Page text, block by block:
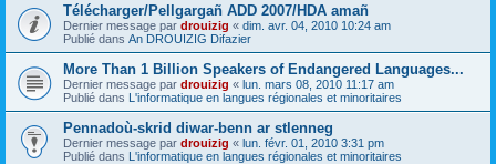
Télécharger/Pellgargañ ADD 2007/HDA amañ
Dernier message par drouizig « dim. avr. 04, 2010 10:24 am
Publié dans An DROUIZIG Difazier
More Than 1 Billion Speakers of Endangered Languages...
Dernier message par drouizig « lun. mars 08, 2010 11:17 am
Publié dans L'informatique en langues régionales et minoritaires
Pennadoù-skrid diwar-benn ar stlenneg
Dernier message par drouizig « lun. févr. 01, 2010 3:31 pm
Publié dans L'informatique en langues régionales et minoritaires